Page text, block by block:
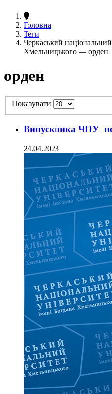
Головна
Теги
Черкаський національний
Хмельницького — орден
орден
Показувати
Випускника ЧНУ
24.04.2023